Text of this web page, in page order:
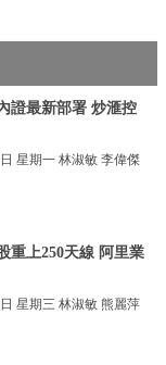
證最新部署 炒滙控
日 星期一 林淑敏 李偉傑
重上250天線 阿里業
日 星期三 林淑敏 熊麗萍